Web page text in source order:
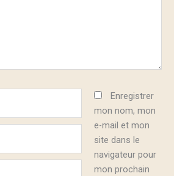
Enregistrer
mon nom, mon
e-mail et mon
site dans le
navigateur pour
mon prochain